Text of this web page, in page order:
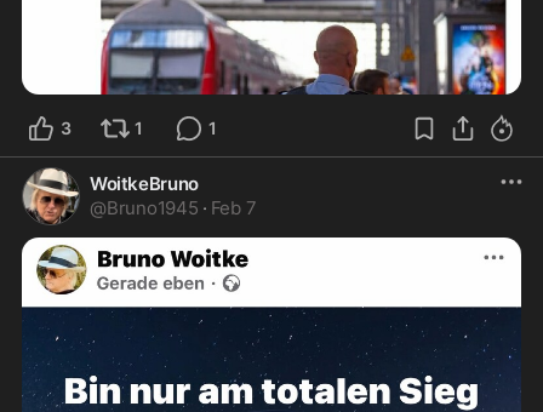
3 1 1
WoitkeBruno
@Bruno1945 · Feb 7